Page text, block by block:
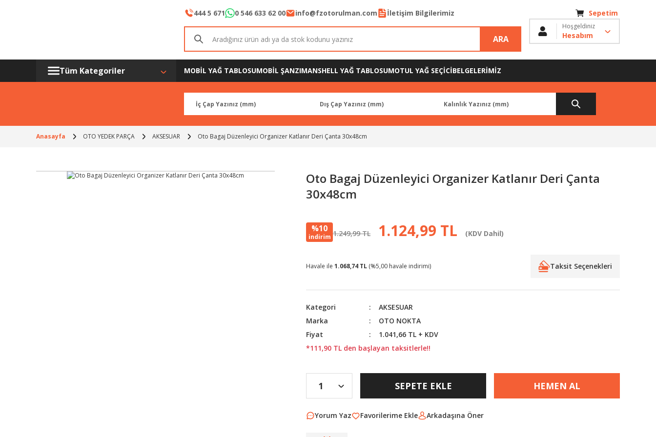
444 5 671 0 546 633 62 00 info@fzotorulman.com İletişim Bilgilerimiz
ARA
Sepetim
Hoşgeldiniz
Hesabım
Tüm Kategoriler MOBİL YAĞ TABLOSUMOBİL ŞANZIMANSHELL YAĞ TABLOSUMOTUL YAĞ SEÇİCİBELGELERİMİZ
Anasayfa OTO YEDEK PARÇA AKSESUAR Oto Bagaj Düzenleyici Organizer Katlanır Deri Çanta 30x48cm
Oto Bagaj Düzenleyici Organizer Katlanır Deri Çanta
30x48cm
%10
indirim 1.249,99 TL 1.124,99 TL (KDV Dahil)
Havale ile 1.068,74 TL (%5,00 havale indirimi) Taksit Seçenekleri
Kategori
AKSESUAR
Marka
OTO NOKTA
Fiyat
1.041,66 TL + KDV
*111,90 TL den başlayan taksitlerle!!
SEPETE EKLE HEMEN AL
Yorum Yaz Arkadaşına Öner